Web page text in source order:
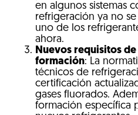
en algunos sistemas
refrigeración ya no
uno de los
ahora.
Nuevos requisitos
formación: La
técnicos de
certificación
gases fluorados.
formación específica